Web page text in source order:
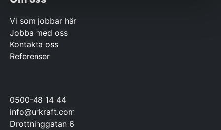
Vi som jobbar här
Jobba med oss
Kontakta oss
Referenser
0500-48 14 44
info@urkraft.com
Drottninggatan 6